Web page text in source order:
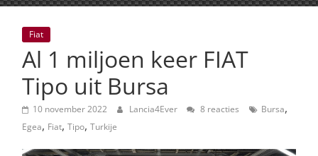
Gazetta
dell'Automobile
Italiana
Italiaans
autonieuws
lifestyle
Fiat
Al 1 miljoen keer FIAT
Tipo uit Bursa
10 november 2022 Lancia4Ever 8 reacties Bursa,
Egea, Fiat, Tipo, Turkije